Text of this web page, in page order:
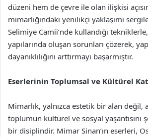
düzeni hem de çevre ile olan ilişkisi
mimarlığındaki yenilikçi yaklaşımı
Selimiye Camii’nde kullandığı
yapılarında oluşan sorunları çözerek,
dayanıklılığını arttırmayı başarmıştır.
Eserlerinin Toplumsal ve Kültürel
Mimarlık, yalnızca estetik bir alan değil,
toplumun kültürel ve sosyal yaşantısını
bir disiplindir. Mimar Sinan’ın eserleri,